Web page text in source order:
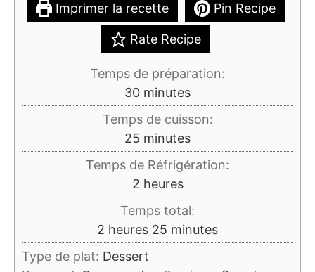
Imprimer la recette Pin Recipe
Rate Recipe
Temps de préparation:
30minutes
minutes
Temps de cuisson:
25 minutes
minutes
Temps de Réfrigération:
2heures
heures
Temps total:
2 heures
heures 25 minutes
minutes
Type de plat: Dessert